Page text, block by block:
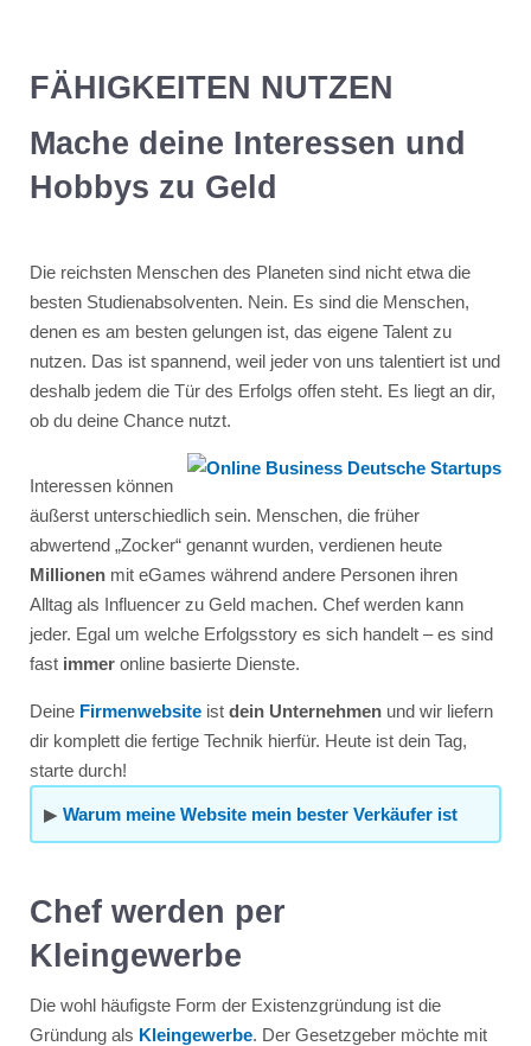
FÄHIGKEITEN NUTZEN
Mache deine Interessen und
Hobbys zu Geld
Die reichsten Menschen des Planeten sind nicht etwa die
besten Studienabsolventen. Nein. Es sind die Menschen,
denen es am besten gelungen ist, das eigene Talent zu
nutzen. Das ist spannend, weil jeder von uns talentiert ist und
deshalb jedem die Tür des Erfolgs offen steht. Es liegt an dir,
ob du deine Chance nutzt.
Interessen können
äußerst unterschiedlich sein. Menschen, die früher
abwertend „Zocker“ genannt wurden, verdienen heute
Millionenmit eGames während andere Personen ihren
Alltag als Influencer zu Geld machen. Chef werden kann
jeder. Egal um welche Erfolgsstory es sich handelt – es sind
fast immeronline basierte Dienste.
Deine Firmenwebsiteist dein Unternehmenund wir liefern
dir komplett die fertige Technik hierfür. Heute ist dein Tag,
starte durch!
▶︎ Warum meine Website mein bester Verkäufer ist
Chef werden per
Kleingewerbe
Die wohl häufigste Form der Existenzgründung ist die
Gründung als Kleingewerbe. Der Gesetzgeber möchte mit